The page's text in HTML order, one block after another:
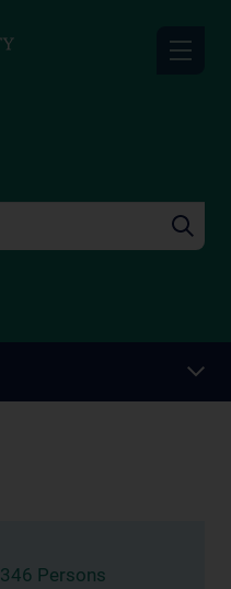
346 Persons